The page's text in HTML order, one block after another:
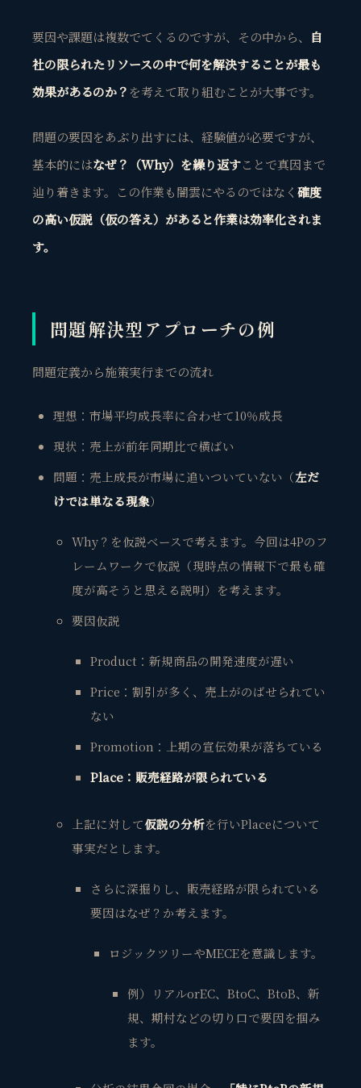
要因や課題は複数でてくるのですが、その中から、 自
社の限られたリソースの中で何を解決することが最も
効果があるのか？ を考えて取り組むことが大事です。
問題の要因をあぶり出すには、経験値が必要ですが、
基本的にはなぜ？（Why）を繰り返すことで真因まで
辿り着きます。この作業も闇雲にやるのではなく 確度
の高い仮説（仮の答え）があると作業は効率化されま
す。
問題解決型アプローチの例
問題定義から施策実行までの流れ
理想：市場平均成長率に合わせて10％成長
現状：売上が前年同期比で横ばい
問題：売上成長が市場に追いついていない（左だ
けでは単なる現象）
Why？を仮説ベースで考えます。今回は4Pのフ
レームワークで仮説（現時点の情報下で最も確
度が高そうと思える説明）を考えます。
要因仮説
Product：新規商品の開発速度が遅い
Price：割引が多く、売上がのばせられてい
ない
Promotion：上期の宣伝効果が落ちている
Place：販売経路が限られている
上記に対して仮説の分析を行いPlaceについて
事実だとします。
さらに深掘りし、販売経路が限られている
要因はなぜ？か考えます。
ロジックツリーやMECEを意識します。
例）リアルorEC、BtoC、BtoB、新
規、期村などの切り口で要因を掴み
ます。